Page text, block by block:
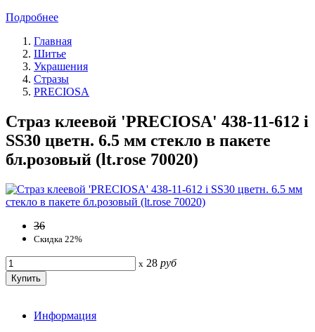
Подробнее
Главная
Шитье
Украшения
Стразы
PRECIOSA
Страз клеевой 'PRECIOSA' 438-11-612 i
SS30 цветн. 6.5 мм стекло в пакете
бл.розовый (lt.rose 70020)
36
Скидка 22%
x 28 руб
Информация